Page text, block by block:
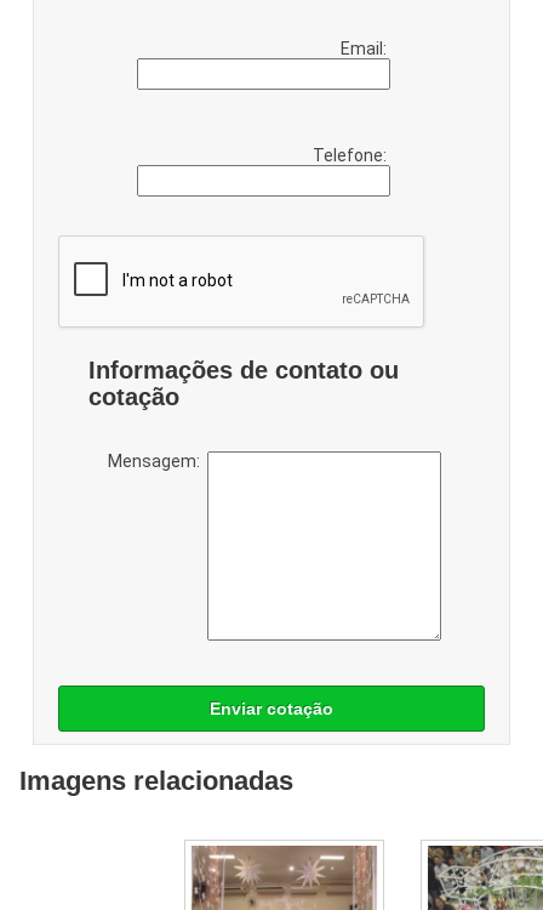
Email:
Telefone:
Informações de contato ou
cotação
Mensagem:
Enviar cotação
Imagens relacionadas